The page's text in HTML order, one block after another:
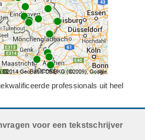
professionals uit heel
voor een tekstschrijver